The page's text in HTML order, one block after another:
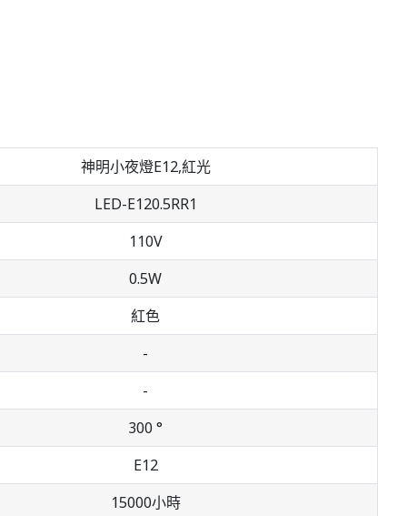
神明小夜燈E12,紅光
LED-E120.5RR1
110V
0.5W
紅色
-
-
300 °
E12
15000小時